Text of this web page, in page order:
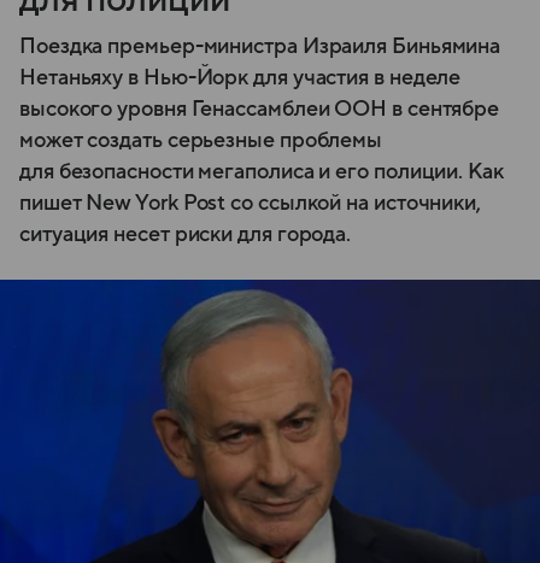
Поездка премьер-министра Израиля Биньямина
Нетаньяху в Нью-Йорк для участия в неделе
высокого уровня Генассамблеи ООН в сентябре
может создать серьезные проблемы
для безопасности мегаполиса и его полиции. Как
пишет New York Post со ссылкой на источники,
ситуация несет риски для города.